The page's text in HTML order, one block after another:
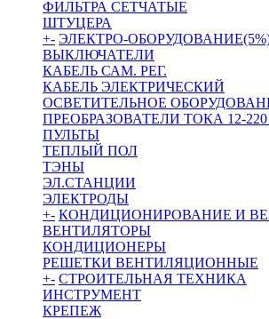
ФИЛЬТРА СЕТЧАТЫЕ
ШТУЦЕРА
+- ЭЛЕКТРО-
ВЫКЛЮЧАТЕЛИ
КАБЕЛЬ САМ. РЕГ.
КАБЕЛЬ ЭЛЕКТРИЧЕСКИЙ
ОСВЕТИТЕЛЬНОЕ
ПРЕОБРАЗОВАТЕЛИ ТОКА 12-220
ПУЛЬТЫ
ТЕПЛЫЙ ПОЛ
ТЭНЫ
ЭЛ.СТАНЦИИ
ЭЛЕКТРОДЫ
+- КОНДИЦИОНИРОВАНИЕ И
ВЕНТИЛЯТОРЫ
КОНДИЦИОНЕРЫ
РЕШЕТКИ ВЕНТИЛЯЦИОННЫЕ
+- СТРОИТЕЛЬНАЯ ТЕХНИКА
ИНСТРУМЕНТ
КРЕПЕЖ